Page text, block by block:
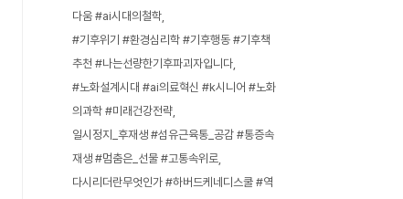
다움 #ai시대의철학
#기후위기 #환경심리학 #기후행동 #기후책
추천 #나는선량한기후파괴자입니다
#노화설계시대 #ai의료혁신 #k시니어 #노화
의과학 #미래건강전략
일시정지_후재생 #섬유근육통_공감 #통증속
재생 #멈춤은_선물 #고통속위로
다시리더란무엇인가 #하버드케네디스쿨 #역